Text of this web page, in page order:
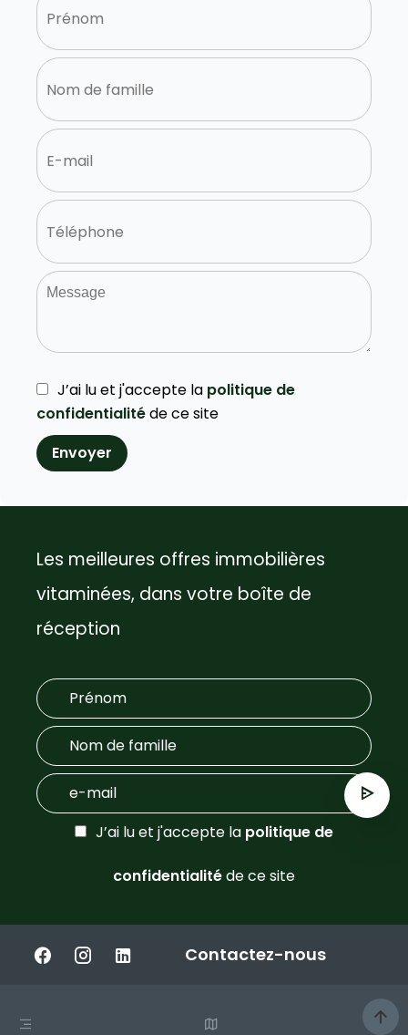
J’ai lu et j'accepte la politique de
confidentialitéde ce site
Envoyer
Les meilleures offres immobilières
vitaminées, dans votre boîte de
réception
J’ai lu et j'accepte la politique de
confidentialitéde ce site
Contactez-nous